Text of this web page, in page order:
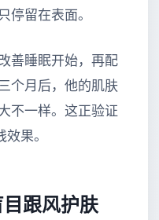
停留在表面。
善睡眠开始，再配
个月后，他的肌肤
不一样。这正验证
果。
跟风护肤